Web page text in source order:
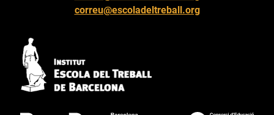
correu@escoladeltreball.org